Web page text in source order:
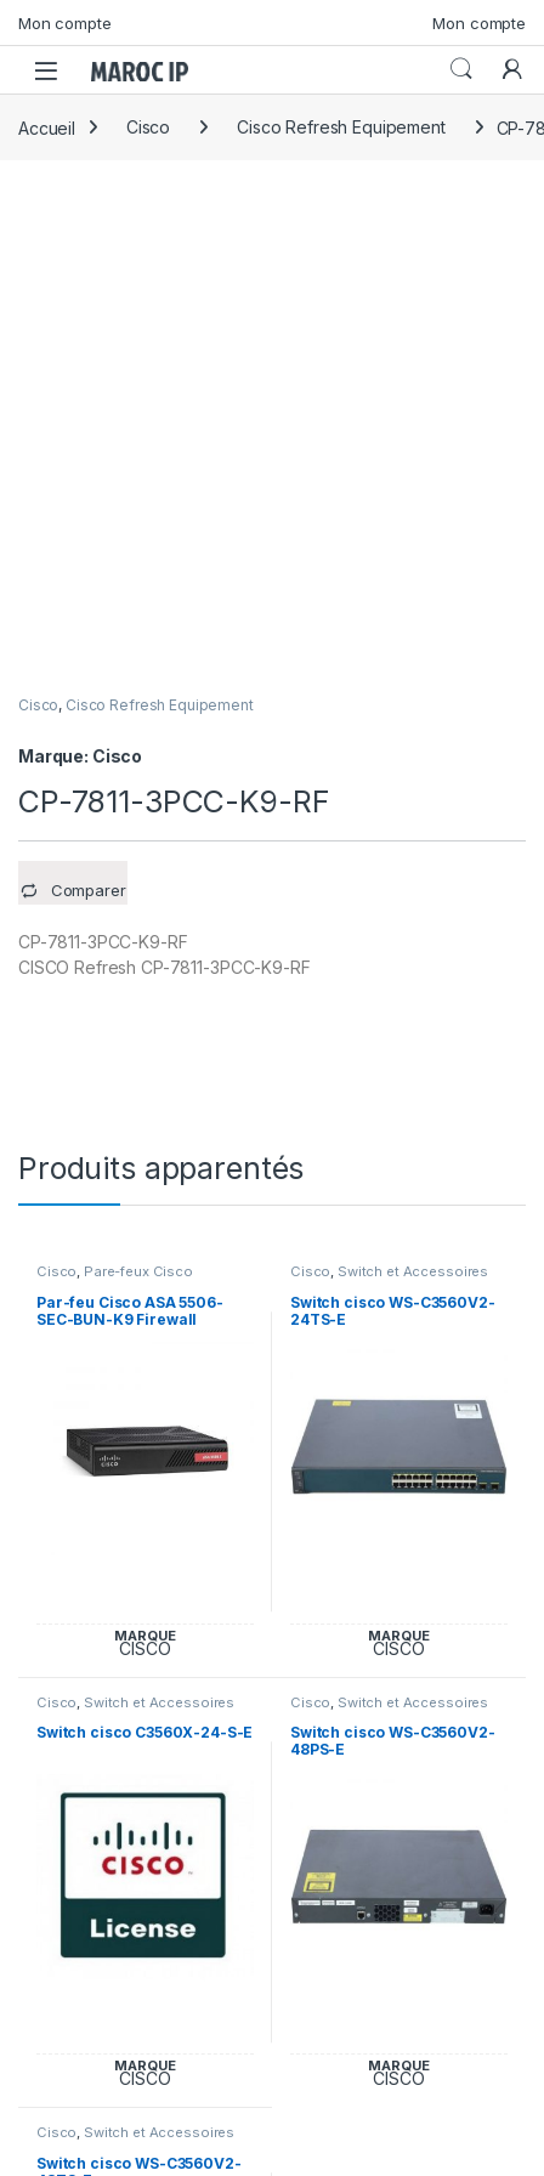
Mon compte Mon compte
Accueil Cisco Cisco Refresh Equipement CP-
Cisco, Cisco Refresh Equipement
Marque: Cisco
CP-7811-3PCC-K9-RF
Comparer
CP-7811-3PCC-K9-RF
CISCO Refresh CP-7811-3PCC-K9-RF
Produits apparentés
Cisco, Pare-feux Cisco
Par-feu Cisco ASA 5506-
SEC-BUN-K9 Firewall
MARQUE
CISCO
Cisco, Switch et Accessoires
Switch cisco WS-C3560V2-
24TS-E
MARQUE
CISCO
Cisco Switch et Accessoires
Cisco
Switch cisco C3560X-24-S-E
MARQUE
CISCO
Cisco Switch et Accessoires
Cisco
Switch cisco WS-C3560V2-
48PS-E
MARQUE
CISCO
Cisco, Switch et Accessoires
Switch cisco WS-C3560V2-